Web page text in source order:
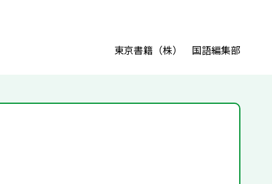
東京書籍（株） 国語編集部